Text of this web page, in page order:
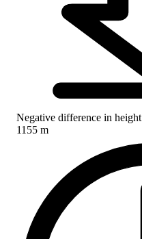
Negative difference in height
1155 m